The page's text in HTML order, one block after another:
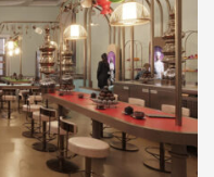
более
миру.